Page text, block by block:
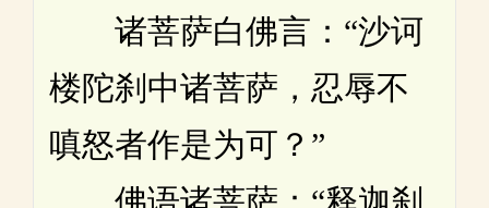
诸菩萨白佛言：“沙诃
楼陀刹中诸菩萨，忍辱不
嗔怒者作是为可？”
佛语诸菩萨：“释迦刹